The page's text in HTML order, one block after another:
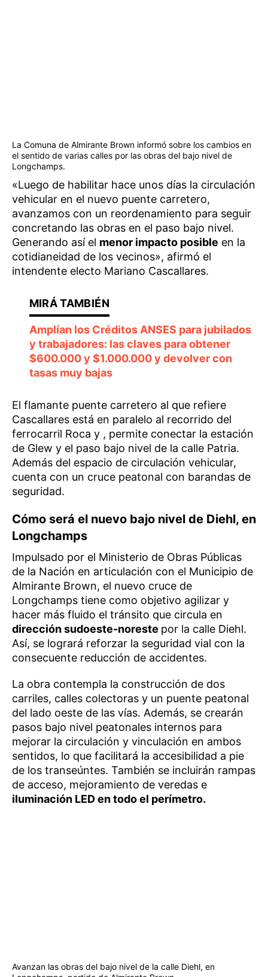
La Comuna de Almirante Brown informó sobre los cambios en
el sentido de varias calles por las obras del bajo nivel de
Longchamps.
«Luego de habilitar hace unos días la circulación
vehicular en el nuevo puente carretero,
avanzamos con un reordenamiento para seguir
concretando las obras en el paso bajo nivel.
Generando así el menor impacto posible en la
cotidianeidad de los vecinos», afirmó el
intendente electo Mariano Cascallares.
Amplían los Créditos ANSES para jubilados
y trabajadores: las claves para obtener
$600.000 y $1.000.000 y devolver con
tasas muy bajas
El flamante puente carretero al que refiere
Cascallares está en paralelo al recorrido del
ferrocarril Roca y , permite conectar la estación
de Glew y el paso bajo nivel de la calle Patria.
Además del espacio de circulación vehicular,
cuenta con un cruce peatonal con barandas de
seguridad.
Cómo será el nuevo bajo nivel de Diehl, en
Longchamps
Impulsado por el Ministerio de Obras Públicas
de la Nación en articulación con el Municipio de
Almirante Brown, el nuevo cruce de
Longchamps tiene como objetivo agilizar y
hacer más fluido el tránsito que circula en
dirección sudoeste-noreste por la calle Diehl.
Así, se logrará reforzar la seguridad vial con la
consecuente reducción de accidentes.
La obra contempla la construcción de dos
carriles, calles colectoras y un puente peatonal
del lado oeste de las vías. Además, se crearán
pasos bajo nivel peatonales internos para
mejorar la circulación y vinculación en ambos
sentidos, lo que facilitará la accesibilidad a pie
de los transeúntes. También se incluirán rampas
de acceso, mejoramiento de veredas e
iluminación LED en todo el perímetro.
Avanzan las obras del bajo nivel de la calle Diehl, en